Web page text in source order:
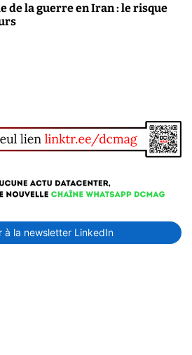
de la guerre en Iran : le risque
à la newsletter LinkedIn